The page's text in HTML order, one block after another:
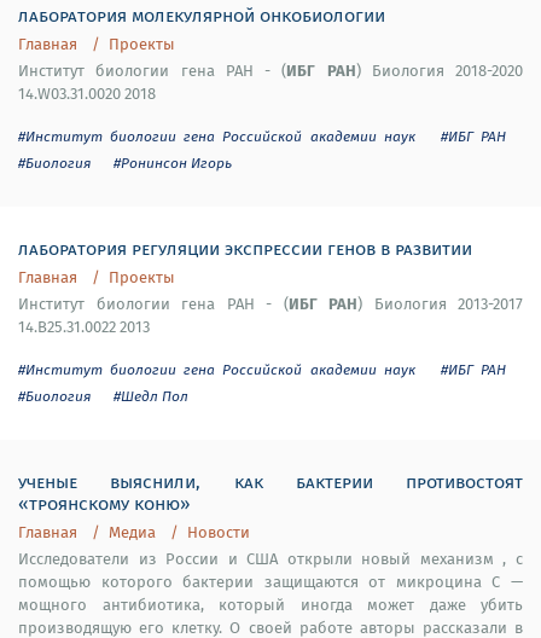
лаборатория молекулярной онкобиологии
Главная
Проекты
Институт биологии гена РАН - (ИБГ РАН) Биология 2018-2020
14.W03.31.0020 2018
#Институт биологии гена Российской академии наук
#ИБГ РАН
#Биология
#Ронинсон Игорь
лаборатория регуляции экспрессии генов в развитии
Главная
Проекты
Институт биологии гена РАН - (ИБГ РАН) Биология 2013-2017
14.B25.31.0022 2013
#Институт биологии гена Российской академии наук
#ИБГ РАН
#Биология
#Шедл Пол
ученые выяснили, как бактерии противостоят
«троянскому коню»
Главная Медиа
Новости
Исследователи из России и США открыли новый механизм , с
помощью которого бактерии защищаются от микроцина С —
мощного антибиотика, который иногда может даже убить
производящую его клетку. О своей работе авторы рассказали в